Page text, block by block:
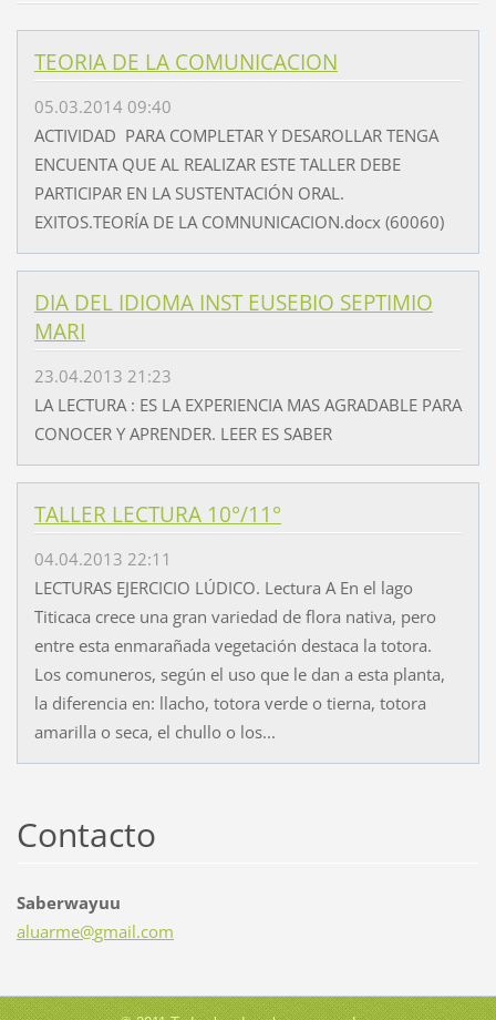
TEORIA DE LA COMUNICACION
05.03.2014 09:40
ACTIVIDAD PARA COMPLETAR Y DESAROLLAR TENGA
ENCUENTA QUE AL REALIZAR ESTE TALLER DEBE
PARTICIPAR EN LA SUSTENTACIÓN ORAL.
EXITOS.TEORÍA DE LA COMNUNICACION.docx (60060)
DIA DEL IDIOMA INST EUSEBIO SEPTIMIO
MARI
23.04.2013 21:23
LA LECTURA : ES LA EXPERIENCIA MAS AGRADABLE PARA
CONOCER Y APRENDER. LEER ES SABER
TALLER LECTURA 10°/11°
04.04.2013 22:11
LECTURAS EJERCICIO LÚDICO. Lectura A En el lago
Titicaca crece una gran variedad de flora nativa, pero
entre esta enmarañada vegetación destaca la totora.
Los comuneros, según el uso que le dan a esta planta,
la diferencia en: llacho, totora verde o tierna, totora
amarilla o seca, el chullo o los...
Contacto
Saberwayuu
aluarme@gmail.com